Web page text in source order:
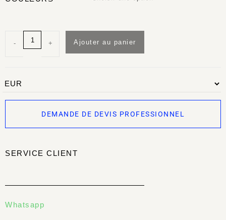
- + Ajouter au panier
DEMANDE DE DEVIS PROFESSIONNEL
SERVICE CLIENT
Whatsapp